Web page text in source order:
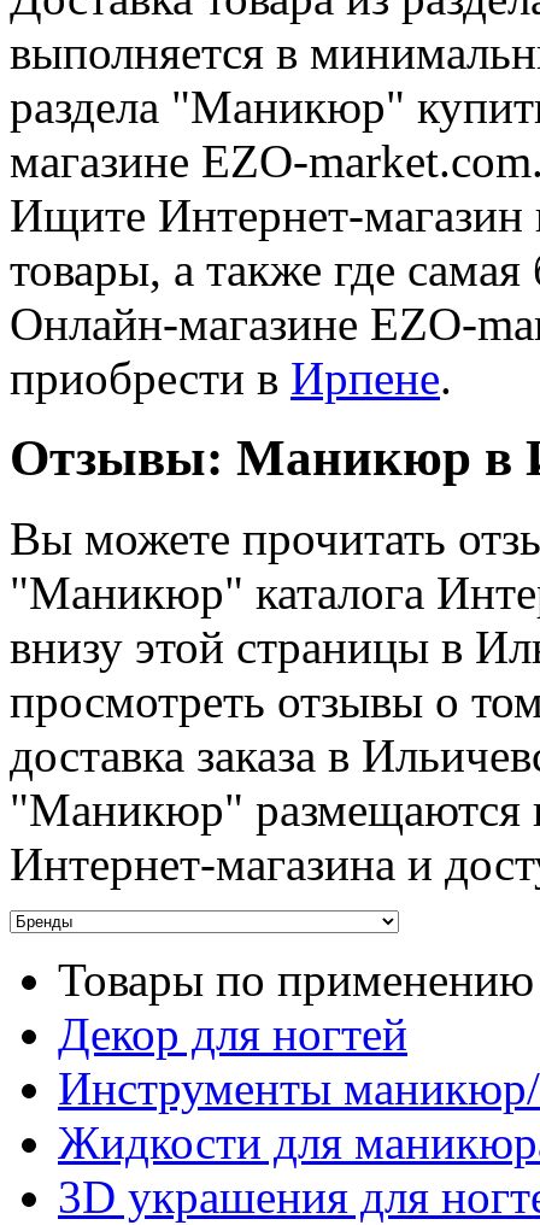
выполняется в
раздела "Маникюр"
магазине EZO-
Ищите Интернет-магазин
товары, а также где
Онлайн-магазине EZO-
приобрести в Ирпене.
Отзывы: Маникюр в
Вы можете прочитать
"Маникюр" каталога
внизу этой страницы в
просмотреть отзывы о
доставка заказа в
"Маникюр" размещаются
Интернет-магазина и
Товары по применению
Декор для ногтей
Инструменты
Жидкости для
3D украшения для